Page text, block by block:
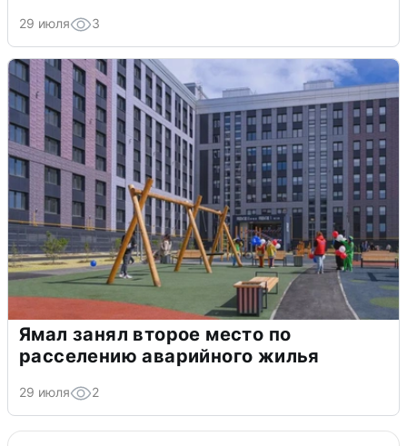
29 июля 3
Ямал занял второе место по
расселению аварийного жилья
29 июля 2